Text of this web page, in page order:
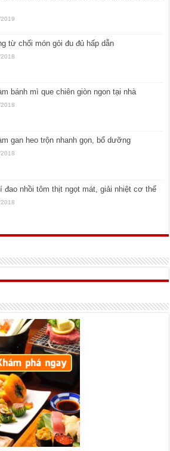
từ chối món gỏi đu đủ hấp dẫn
bánh mì que chiên giòn ngon tại nhà
gan heo trộn nhanh gọn, bổ dưỡng
đao nhồi tôm thịt ngọt mát, giải nhiệt cơ thể